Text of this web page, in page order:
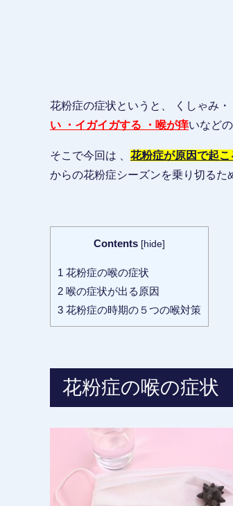
花粉症の症状というと、 くしゃみ
い ・イガイガする ・喉が痒いなど
そこで今回は 、 花粉症が原因で起
からの花粉症シーズンを乗り切るた
Contents [hide]
1 花粉症の喉の症状
2 喉の症状が出る原因
3 花粉症の時期の５つの喉対策
花粉症の喉の症状